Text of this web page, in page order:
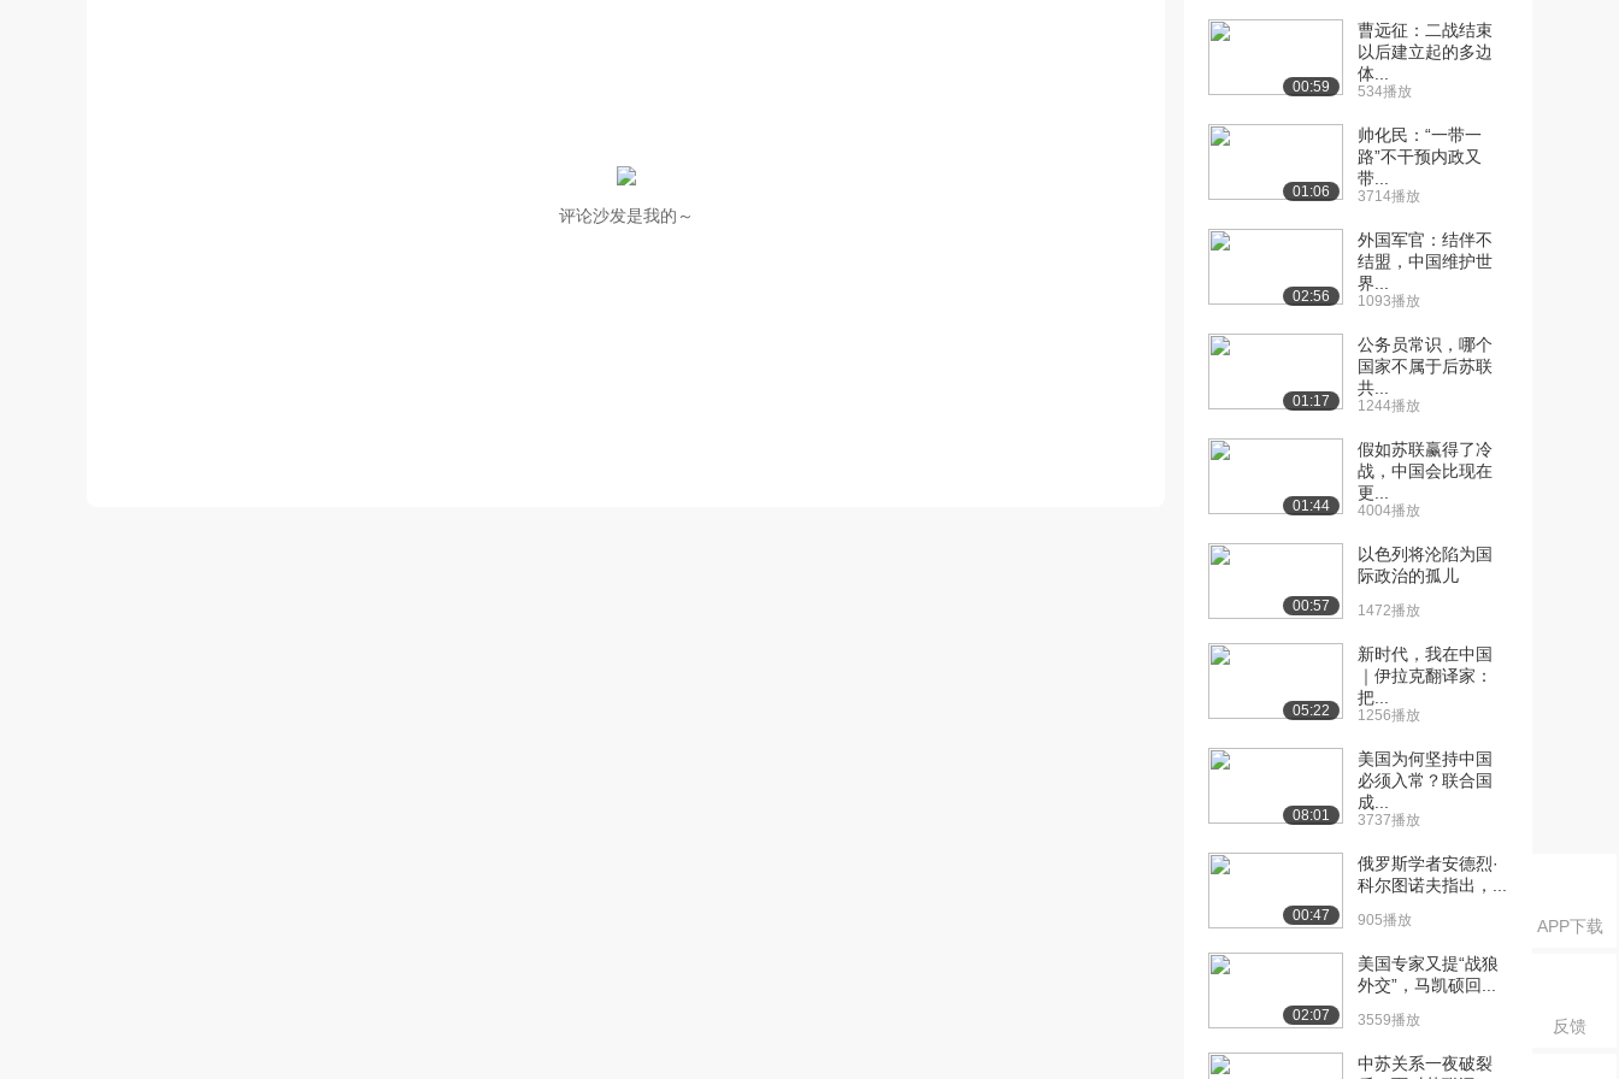
APP下载
反馈
评论沙发是我的～
5653播放
[11] 滋生法西斯的土壤
5717播放
[12] 国际社会与战争
（上）
8.3万播放
（中）
[14] 国际社会与战争
待播放
[15] 希特勒铸造神剑
（上）（上）
12.4万播放
11:25
[16] 希特勒铸造神剑
11:26
[17] 希特勒铸造神剑
11:22
[18] 希特勒铸造神剑
11:17
[19] 希特勒铸造神剑
（下）（中）
11:20
[20] 希特勒铸造神剑
（下）（下）
（上）
00:59
曹远征：二战结束
以后建立起的多边
体...
534播放
01:06
帅化民：“一带一
路”不干预内政又
带...
3714播放
02:56
外国军官：结伴不
结盟，中国维护世
界...
1093播放
01:17
公务员常识，哪个
国家不属于后苏联
共...
1244播放
01:44
假如苏联赢得了冷
战，中国会比现在
更...
4004播放
00:57
以色列将沦陷为国
际政治的孤儿
1472播放
05:22
新时代，我在中国
｜伊拉克翻译家：
把...
1256播放
08:01
美国为何坚持中国
必须入常？联合国
成...
3737播放
00:47
俄罗斯学者安德烈·
科尔图诺夫指出，...
905播放
02:07
美国专家又提“战狼
外交”，马凯硕回...
3559播放
中苏关系一夜破裂